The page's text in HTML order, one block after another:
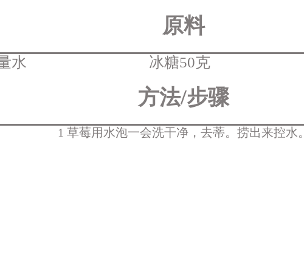
原料
水 冰糖50克
方法/步骤
1 草莓用水泡一会洗干净，去蒂。捞出来控水。